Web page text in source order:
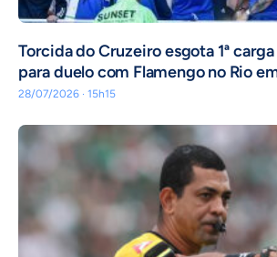
Torcida do Cruzeiro esgota 1ª
para duelo com Flamengo no Rio
28/07/2026 · 15h15